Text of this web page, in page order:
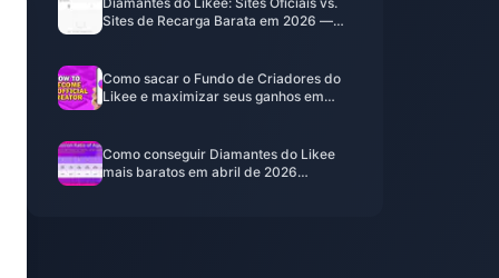
Sites de Recarga Barata em 2026 —
Como sacar o Fundo de Criadores do
Likee e maximizar seus ganhos em
Como conseguir Diamantes do Likee
mais baratos em abril de 2026